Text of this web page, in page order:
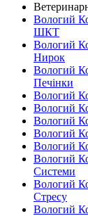
Вологий
ШКТ
Вологий
Нирок
Вологий
Печінки
Вологий
Вологий
Вологий
Вологий
Вологий
Вологий
Системи
Вологий
Стресу
Вологий